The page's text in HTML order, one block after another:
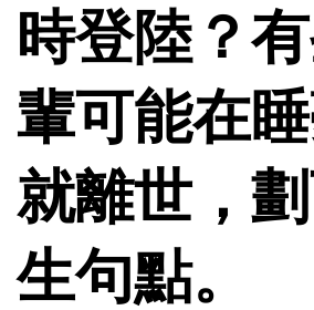
時登陸？
輩可能在
就離世，
生句點。